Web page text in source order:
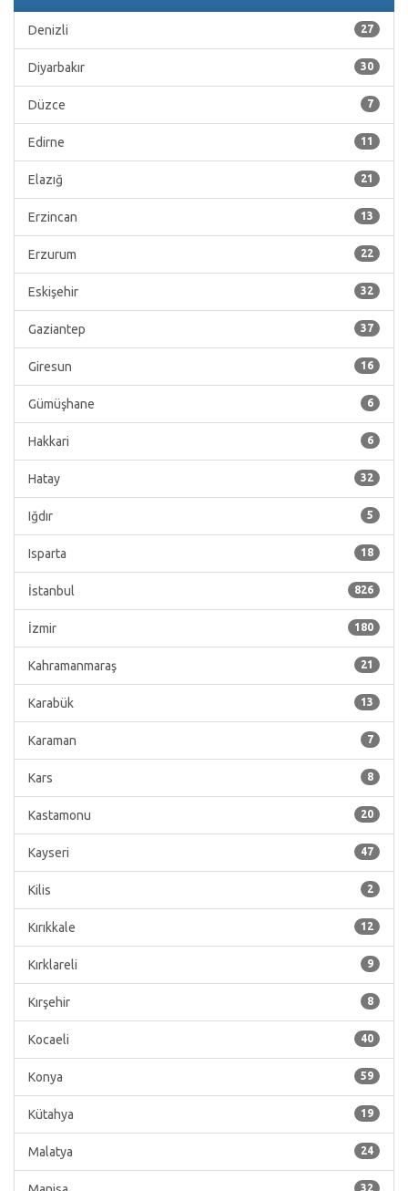
27
Denizli
30
Diyarbakır
7
Düzce
11
Edirne
21
Elazığ
13
Erzincan
22
Erzurum
32
Eskişehir
37
Gaziantep
16
Giresun
6
Gümüşhane
6
Hakkari
32
Hatay
5
Iğdır
18
Isparta
826
İstanbul
180
İzmir
21
Kahramanmaraş
13
Karabük
7
Karaman
8
Kars
20
Kastamonu
47
Kayseri
2
Kilis
12
Kırıkkale
9
Kırklareli
8
Kırşehir
40
Kocaeli
59
Konya
19
Kütahya
24
Malatya
32